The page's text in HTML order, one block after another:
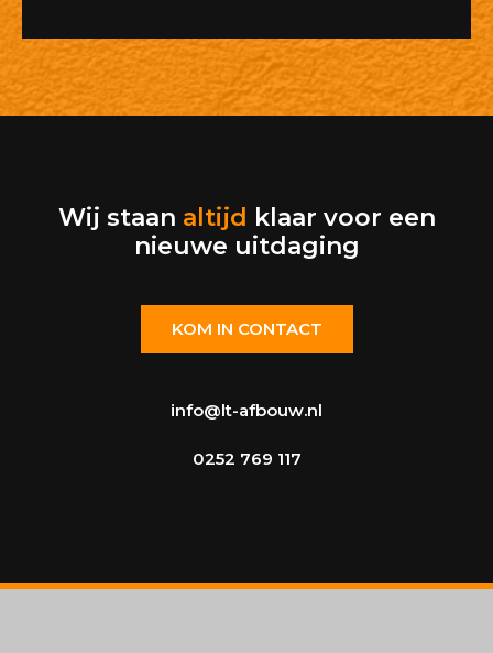
Wij staan altijd klaar voor een
nieuwe uitdaging
KOM IN CONTACT
info@lt-afbouw.nl
0252 769 117